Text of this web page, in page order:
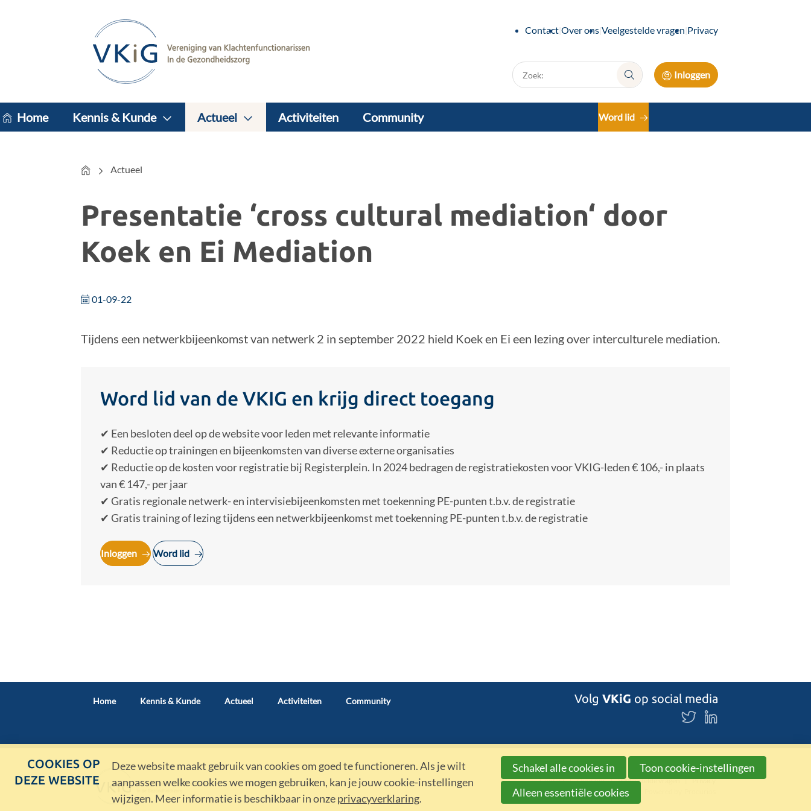
Contact Over ons Veelgestelde vragen Privacy
Zoek:
Zoek: Inloggen
Home Kennis & Kunde Actueel Activiteiten Community Word lid
HomeActueel
Presentatie ‘cross cultural mediation‘ door
Koek en Ei Mediation
01-09-22
Tijdens een netwerkbijeenkomst van netwerk 2 in september 2022 hield Koek en Ei een lezing over interculturele mediation.
Word lid van de VKIG en krijg direct toegang
✔ Een besloten deel op de website voor leden met relevante informatie
✔ Reductie op trainingen en bijeenkomsten van diverse externe organisaties
✔ Reductie op de kosten voor registratie bij Registerplein. In 2024 bedragen de registratiekosten voor VKIG-leden € 106,- in plaats
van € 147,- per jaar
✔ Gratis regionale netwerk- en intervisiebijeenkomsten met toekenning PE-punten t.b.v. de registratie
✔ Gratis training of lezing tijdens een netwerkbijeenkomst met toekenning PE-punten t.b.v. de registratie
Inloggen Word lid
Home Kennis & Kunde Actueel Activiteiten Community VolgVKiG op social media
Volg
op
Twitter
op
LinkedIn
Contact Over ons Veelgestelde vragen
Privacy
COOKIES OP
DEZE WEBSITE
Deze website maakt gebruik van cookies om goed te functioneren. Als je wilt
aanpassen welke cookies we mogen gebruiken, kan je jouw cookie-instellingen
wijzigen. Meer informatie is beschikbaar in onzeprivacyverklaring.
Schakel alle cookies in
Toon cookie-instellingen
Alleen essentiële cookies